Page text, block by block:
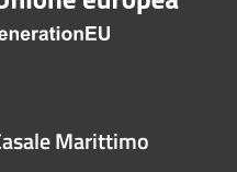
Marittimo